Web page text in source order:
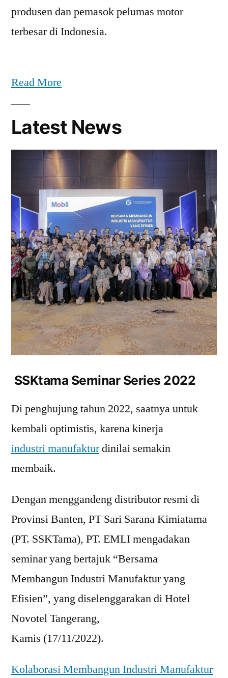
produsen dan pemasok pelumas motor
terbesar di Indonesia.
Read More
Latest News
SSKtama Seminar Series 2022
Di penghujung tahun 2022, saatnya untuk
kembali optimistis, karena kinerja
industri manufakturdinilai semakin
membaik.
Dengan menggandeng distributor resmi di
Provinsi Banten, PT Sari Sarana Kimiatama
(PT. SSKTama), PT. EMLI mengadakan
seminar yang bertajuk “Bersama
Membangun Industri Manufaktur yang
Efisien”, yang diselenggarakan di Hotel
Novotel Tangerang,
Kamis (17/11/2022).
Kolaborasi Membangun Industri Manufaktur